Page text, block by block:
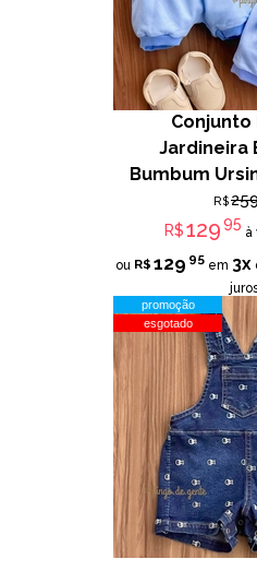
Conjunto
Jardineira
Bumbum
R$
R$12995
à
ou R$ 129 95em 3x
promoção
esgotado